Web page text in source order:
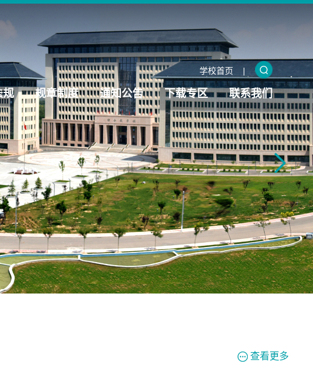
学校首页 |
规 规章制度 通知公告 下载专区 联系我们
查看更多